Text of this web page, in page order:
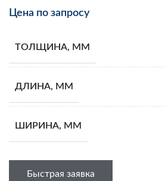
Цена по запросу
ТОЛЩИНА, ММ
ДЛИНА, ММ
ШИРИНА, ММ
Быстрая заявка